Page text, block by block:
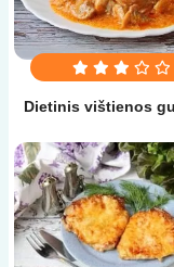
Dietinis vištienos